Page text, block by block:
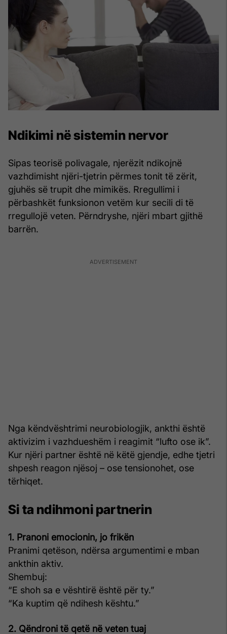
Ndikimi në sistemin nervor
Sipas teorisë polivagale, njerëzit ndikojnë
vazhdimisht njëri-tjetrin përmes tonit të zërit,
gjuhës së trupit dhe mimikës. Rregullimi i
përbashkët funksionon vetëm kur secili di të
rregullojë veten. Përndryshe, njëri mbart gjithë
barrën.
Nga këndvështrimi neurobiologjik, ankthi është
aktivizim i vazhdueshëm i reagimit “lufto ose ik”.
Kur njëri partner është në këtë gjendje, edhe tjetri
shpesh reagon njësoj – ose tensionohet, ose
tërhiqet.
Si ta ndihmoni partnerin
1. Pranoni emocionin, jo frikën
Pranimi qetëson, ndërsa argumentimi e mban
ankthin aktiv.
Shembuj:
“E shoh sa e vështirë është për ty.”
“Ka kuptim që ndihesh kështu.”
2. Qëndroni të qetë në veten tuaj